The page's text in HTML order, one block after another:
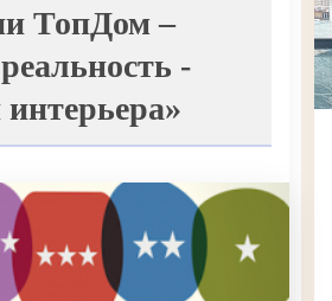
ТопДом –
-